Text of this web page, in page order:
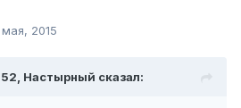
мая, 2015
Настырный сказал: